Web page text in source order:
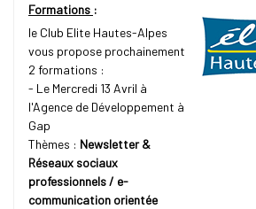
Formations :
le Club Elite Hautes-Alpes
vous propose prochainement
2 formations :
- Le Mercredi 13 Avril à
l'Agence de Développement à
Gap
Thèmes : Newsletter &
Réseaux sociaux
professionnels / e-
communication orientée